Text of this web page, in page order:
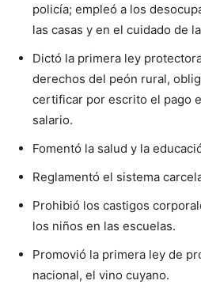
policía; empleó a los
las casas y en el cuidado de
Dictó la primera ley
derechos del peón rural,
certificar por escrito el pago
salario.
Fomentó la salud y la
Reglamentó el sistema
Prohibió los castigos
los niños en las escuelas.
Promovió la primera ley de
nacional, el vino cuyano.